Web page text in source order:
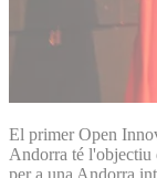
El primer Open
Andorra té l'objectiu
per a una Andorra